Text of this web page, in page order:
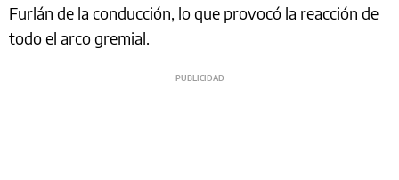
Furlán de la conducción, lo que provocó la reacción de
todo el arco gremial.